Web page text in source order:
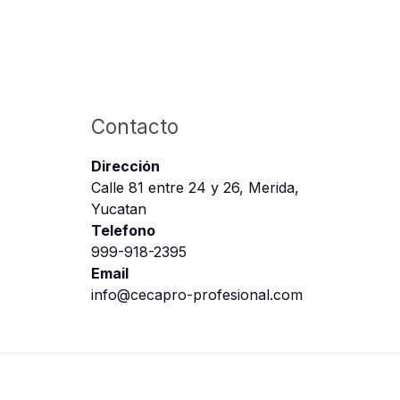
Contacto
Dirección
Calle 81 entre 24 y 26, Merida,
Yucatan
Telefono
999-918-2395
Email
info@cecapro-profesional.com